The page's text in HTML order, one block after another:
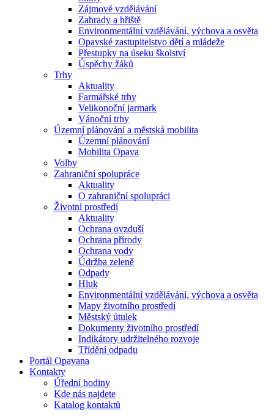
Zájmové vzdělávání
Zahrady a hřiště
Environmentální vzdělávání, výchova a osvěta
Opavské zastupitelstvo dětí a mládeže
Přestupky na úseku školství
Úspěchy žáků
Trhy
Aktuality
Farmářské trhy
Velikonoční jarmark
Vánoční trhy
Územní plánování a městská mobilita
Územní plánování
Mobilita Opava
Volby
Zahraniční spolupráce
Aktuality
O zahraniční spolupráci
Životní prostředí
Aktuality
Ochrana ovzduší
Ochrana přírody
Ochrana vody
Údržba zeleně
Odpady
Hluk
Environmentální vzdělávání, výchova a osvěta
Mapy životního prostředí
Městský útulek
Dokumenty životního prostředí
Indikátory udržitelného rozvoje
Třídění odpadu
Portál Opavana
Kontakty
Úřední hodiny
Kde nás najdete
Katalog kontaktů